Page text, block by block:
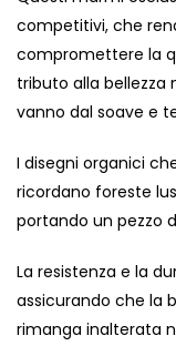
competitivi, che
compromettere la
tributo alla bellezza
vanno dal soave e
I disegni organici
ricordano foreste
portando un pezzo
La resistenza e la
assicurando che la
rimanga inalterata